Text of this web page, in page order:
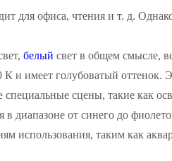
для офиса, чтения и т. д.
белый свет в общем смысле,
К и имеет голубоватый оттенок.
специальные сцены, такие как
диапазоне от синего до
использования, таким как